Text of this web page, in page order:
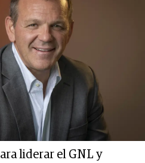
liderar el GNL y